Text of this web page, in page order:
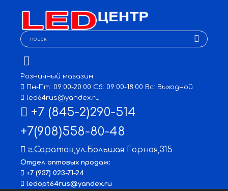
Розничный магазин:
Пн-Пт: 09:00-20:00 Сб: 09:00-18:00 Вс: Выходной
led64rus@yandex.ru
+7 (845-2)290-514
+7(908)558-80-48
г.Саратов,ул.Большая Горная,315
Отдел оптовых продаж:
+7 (937) 023-71-24
ledopt64rus@yandex.ru